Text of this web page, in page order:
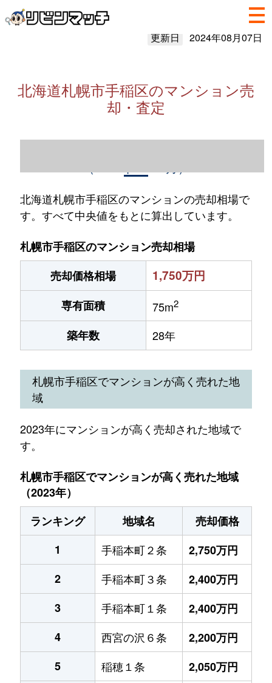
更新日 2024年08月07日
北海道札幌市手稲区のマンション売
却・査定
北海道札幌市手稲区のマンションの売却相場で
す。すべて中央値をもとに算出しています。
札幌市手稲区のマンション売却相場
売却価格相場
1,750万円
専有面積 75m2
築年数 28年
札幌市手稲区でマンションが高く売れた地
域
2023年にマンションが高く売却された地域で
す。
札幌市手稲区でマンションが高く売れた地域
（2023年）
ランキング
地域名
売却価格
1
手稲本町２条
2,750万円
2
手稲本町３条
2,400万円
3
手稲本町１条
2,400万円
4
西宮の沢６条
2,200万円
5
稲穂１条
2,050万円